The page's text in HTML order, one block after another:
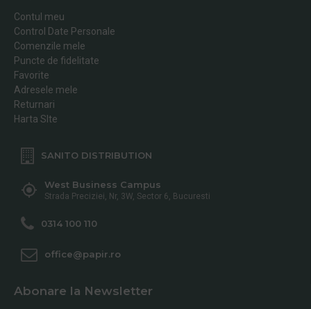
Contul meu
Control Date Personale
Comenzile mele
Puncte de fidelitate
Favorite
Adresele mele
Returnari
Harta SIte
SANITO DISTRIBUTION
West Business Campus
Strada Preciziei, Nr, 3W, Sector 6, Bucuresti
0314 100 110
office@papir.ro
Abonare la Newsletter